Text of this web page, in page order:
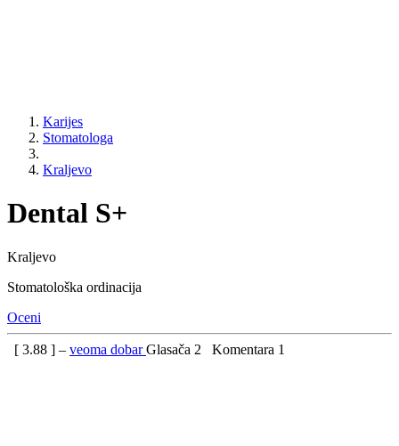
Karijes
Stomatologa
Kraljevo
Dental S+
Kraljevo
Stomatološka ordinacija
Oceni
[ 3.88 ] – veoma dobarGlasača 2 Komentara 1